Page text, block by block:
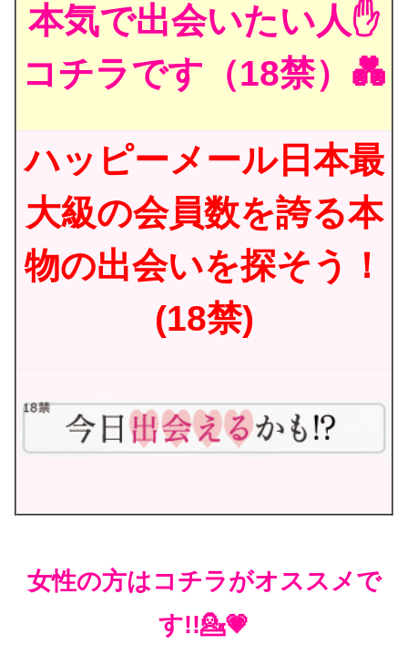
本気で出会いたい人✋
コチラです（18禁）💑
ハッピーメール日本最
大級の会員数を誇る本
物の出会いを探そう！
(18禁)
女性の方はコチラがオススメで
す!!💁💗